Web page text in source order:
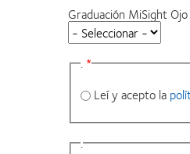
Graduación MiSight
.
Leí y acepto la
.